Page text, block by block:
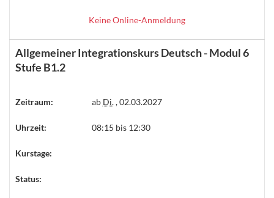
Keine Online-Anmeldung
Allgemeiner Integrationskurs Deutsch - Modul 6
Stufe B1.2
Zeitraum: ab Di., 02.03.2027
Uhrzeit: 08:15 bis 12:30
Kurstage:
Status: